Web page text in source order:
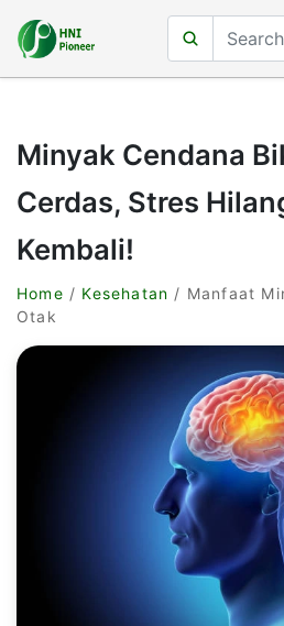
Minyak Cendana
Cerdas, Stres
Kembali!
Home / Kesehatan / Manfaat
Otak